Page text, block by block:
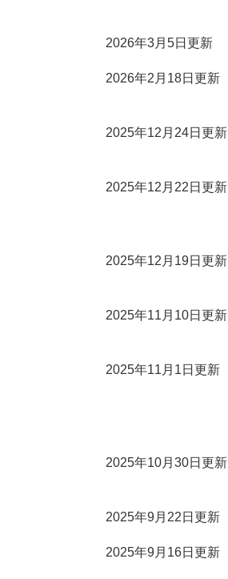
2026年3月5日更新
2026年2月18日更新
2025年12月24日更新
2025年12月22日更新
2025年12月19日更新
2025年11月10日更新
2025年11月1日更新
2025年10月30日更新
2025年9月22日更新
2025年9月16日更新